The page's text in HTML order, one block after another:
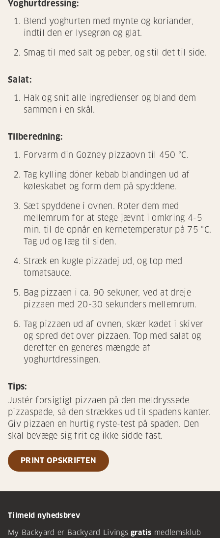
Yoghurtdressing:
Blend yoghurten med mynte og koriander,
indtil den er lysegrøn og glat.
Smag til med salt og peber, og stil det til side.
Salat:
Hak og snit alle ingredienser og bland dem
sammen i en skål.
Tilberedning:
Forvarm din Gozney pizzaovn til 450 °C.
Tag kylling döner kebab blandingen ud af
køleskabet og form dem på spyddene.
Sæt spyddene i ovnen. Roter dem med
mellemrum for at stege jævnt i omkring 4-5
min. til de opnår en kernetemperatur på 75 °C.
Tag ud og læg til siden.
Stræk en kugle pizzadej ud, og top med
tomatsauce.
Bag pizzaen i ca. 90 sekuner, ved at dreje
pizzaen med 20-30 sekunders mellemrum.
Tag pizzaen ud af ovnen, skær kødet i skiver
og spred det over pizzaen. Top med salat og
derefter en generøs mængde af
yoghurtdressingen.
Tips:
Justér forsigtigt pizzaen på den meldryssede
pizzaspade, så den strækkes ud til spadens kanter.
Giv pizzaen en hurtig ryste-test på spaden. Den
skal bevæge sig frit og ikke sidde fast.
PRINT OPSKRIFTEN
Tilmeld nyhedsbrev
My Backyard er Backyard Livings gratis medlemsklub